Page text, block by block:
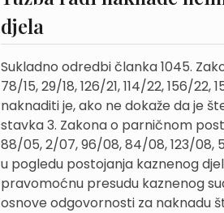
djela
Sukladno odredbi članka 1045.
78/15, 29/18, 126/21, 114/22, 156/
naknaditi je, ako ne dokaže da je
stavka 3. Zakona o parničnom
88/05, 2/07, 96/08, 84/08, 123/08,
u pogledu postojanja kaznenog
pravomoćnu presudu kaznenog
osnove odgovornosti za naknadu